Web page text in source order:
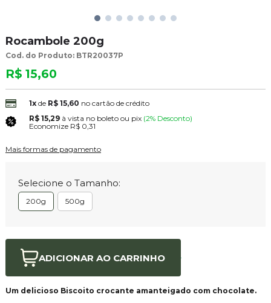
Rocambole 200g
Cod. do Produto: BTR20037P
R$ 15,60
1xde R$ 15,60 no cartão de crédito
R$ 15,29 à vista no boleto ou pix (2% Desconto)
Economize R$ 0,31
Mais formas de pagamento
Selecione o Tamanho:
200g 500g
ADICIONAR AO CARRINHO
Um delicioso Biscoito crocante amanteigado com chocolate.